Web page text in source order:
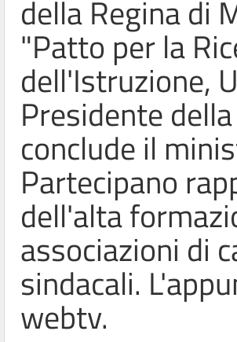
della Regina di
"Patto per la
dell'Istruzione,
Presidente
conclude il
Partecipano
dell'alta
associazioni di
sindacali.
webtv.